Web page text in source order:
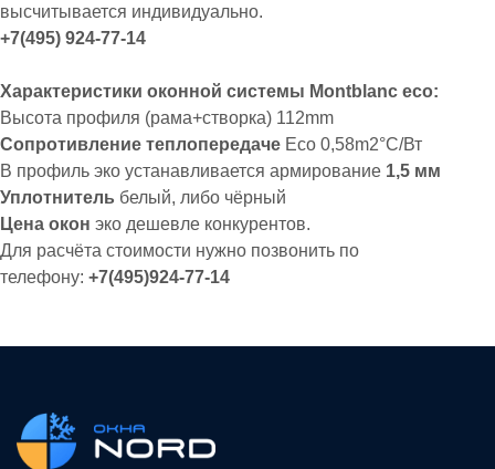
высчитывается индивидуально.
+7(495) 924-77-14
Характеристики оконной системы Montblаnc eco:
Высота профиля (рама+створка) 112mm
Сопротивление теплопередаче Eco 0,58m2°С/Вт
В профиль эко устанавливается армирование 1,5 мм
Уплотнитель белый, либо чёрный
Цена окон эко дешевле конкурентов.
Для расчёта стоимости нужно позвонить по
телефону: +7(495)924-77-14